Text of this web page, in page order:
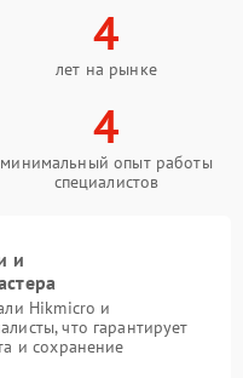
4
лет на рынке
4
минимальный опыт работы
специалистов
и
Hikmicro и
что гарантирует
и сохранение